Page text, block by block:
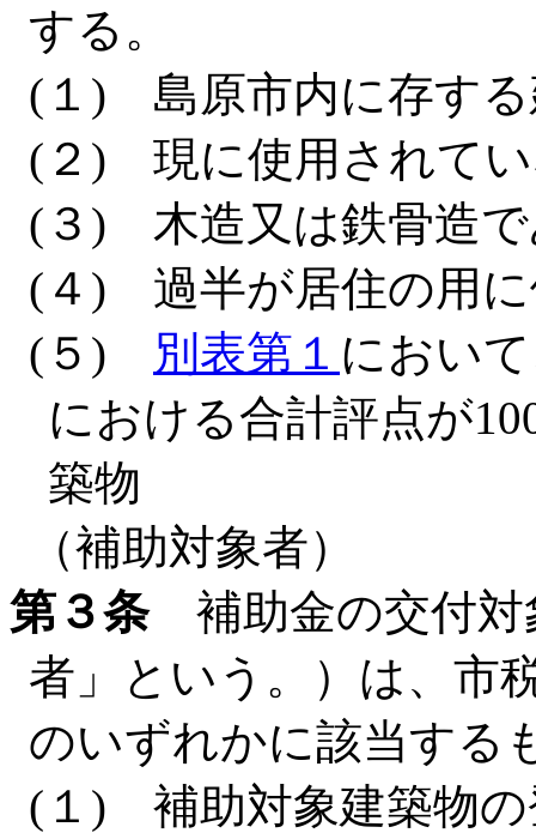
する。
(１) 島原市内に存する
(２) 現に使用されて
(３) 木造又は鉄骨造で
(４) 過半が居住の用
(５) 別表第１ におい
における合計評点が
築物
（補助対象者）
第３条補助金の交付対
者」という。）は、市
のいずれかに該当する
(１) 補助対象建築物の